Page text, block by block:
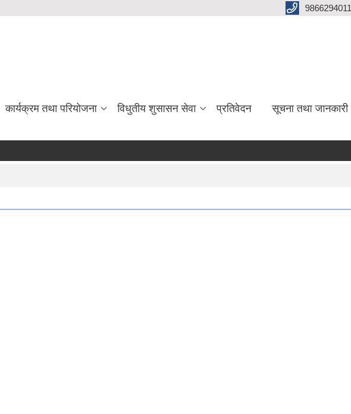
9866294011
कार्यक्रम तथा परियोजना विधुतीय शुसासन सेवा प्रतिवेदन सूचना तथा जानकारी